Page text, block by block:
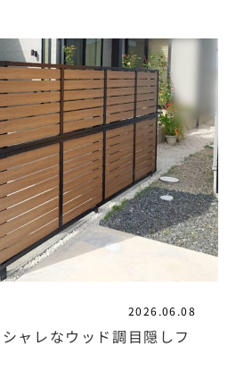
2026.06.08
ャレなウッド調目隠しフ